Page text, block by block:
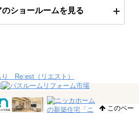
ショールームを見る
このペー